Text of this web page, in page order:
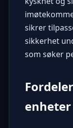
sikrer
sikkerhet
som søker
enheter